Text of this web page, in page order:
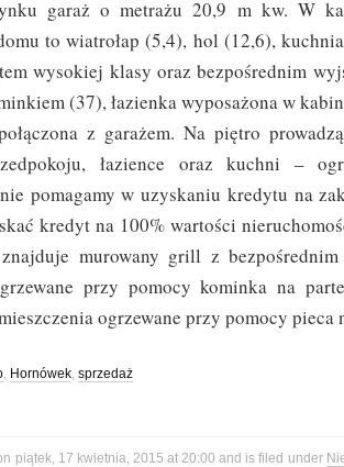
garaż o metrażu 20,9 m kw. W
to wiatrołap (5,4), hol (12,6),
wysokiej klasy oraz bezpośrednim
(37), łazienka wyposażona w
z garażem. Na piętro
łazience oraz kuchni –
pomagamy w uzyskaniu kredytu na
kredyt na 100% wartości
murowany grill z bezpośrednim
przy pomocy kominka na
ogrzewane przy pomocy pieca
, Hornówek, sprzedaż
piątek, 17 kwietnia, 2015 at 20:00 and is filed under